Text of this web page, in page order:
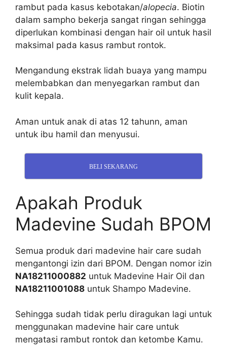
rambut pada kasus kebotakan/alopecia. Biotin
dalam sampho bekerja sangat ringan sehingga
diperlukan kombinasi dengan hair oil untuk hasil
maksimal pada kasus rambut rontok.
Mengandung ekstrak lidah buaya yang mampu
melembabkan dan menyegarkan rambut dan
kulit kepala.
Aman untuk anak di atas 12 tahunn, aman
untuk ibu hamil dan menyusui.
BELI SEKARANG
Apakah Produk
Madevine Sudah BPOM
Semua produk dari madevine hair care sudah
mengantongi izin dari BPOM. Dengan nomor izin
NA18211000882 untuk Madevine Hair Oil dan
NA18211001088 untuk Shampo Madevine.
Sehingga sudah tidak perlu diragukan lagi untuk
menggunakan madevine hair care untuk
mengatasi rambut rontok dan ketombe Kamu.